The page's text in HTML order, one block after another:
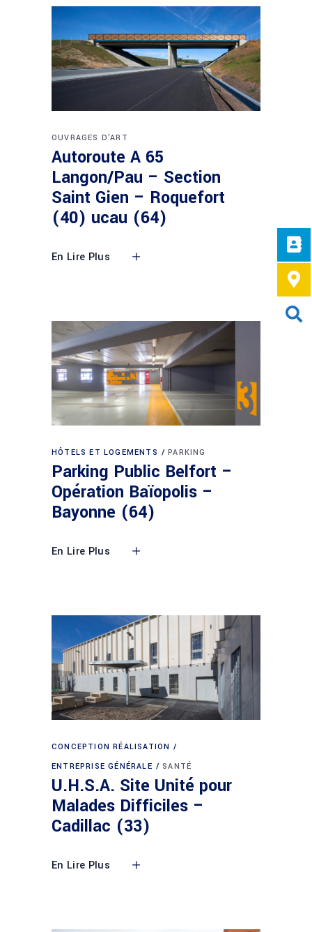
OUVRAGES D'ART
Autoroute A 65
Langon/Pau – Section
Saint Gien – Roquefort
(40) ucau (64)
En Lire Plus
HÔTELS ET LOGEMENTS PARKING
Parking Public Belfort –
Opération Baïopolis –
Bayonne (64)
En Lire Plus
CONCEPTION RÉALISATION
ENTREPRISE GÉNÉRALE
SANTÉ
U.H.S.A. Site Unité pour
Malades Difficiles –
Cadillac (33)
En Lire Plus